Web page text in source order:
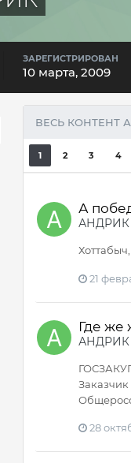
ЗАРЕГИСТРИРОВАН
10 марта, 2009
ВЕСЬ КОНТЕНТ
1 2 3 4
А
АНДРИК
21
Где же
АНДРИК
Заказчик
28